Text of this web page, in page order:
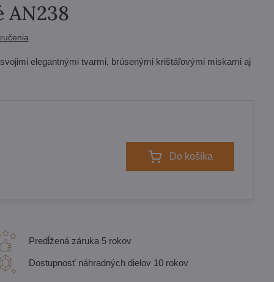
AN238
elegantnými tvarmi, brúsenými krištáľovými miskami aj
Do košíka
Predĺžená záruka 5 rokov
Dostupnosť náhradných dielov 10 rokov